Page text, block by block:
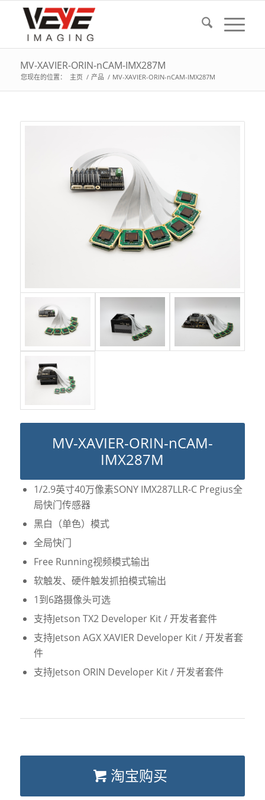
MV-XAVIER-ORIN-nCAM-IMX287M
您现在的位置： 主页 / 产品 / MV-XAVIER-ORIN-nCAM-IMX287M
MV-XAVIER-ORIN-nCAM-
IMX287M
1/2.9英寸40万像素SONY IMX287LLR-C Pregius全
局快门传感器
黑白（单色）模式
全局快门
Free Running视频模式输出
软触发、硬件触发抓拍模式输出
1到6路摄像头可选
支持Jetson TX2 Developer Kit / 开发者套件
支持Jetson AGX XAVIER Developer Kit / 开发者套
件
支持Jetson ORIN Developer Kit / 开发者套件
淘宝购买